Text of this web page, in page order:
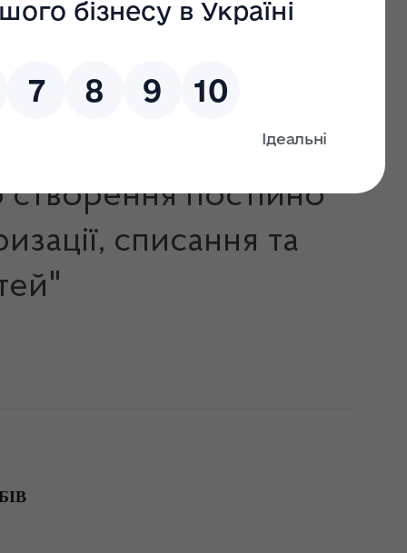
Ринковий
Державні
Антикорупційний
портал
постійно
списання та